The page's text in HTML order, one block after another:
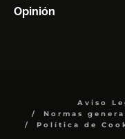
Opinión
Aviso
Normas
Política de